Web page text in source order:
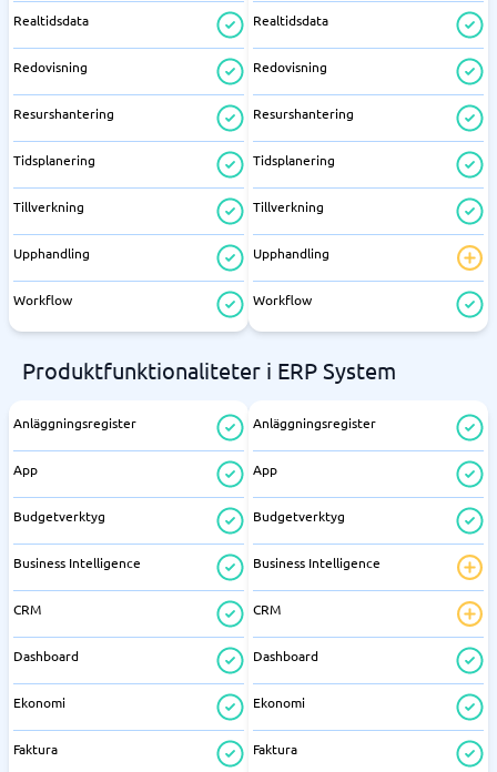
Realtidsdata
Redovisning
Resurshantering
Tidsplanering
Tillverkning
Upphandling
Workflow
Realtidsdata
Redovisning
Resurshantering
Tidsplanering
Tillverkning
Upphandling
Workflow
Produktfunktionaliteter i ERP System
Anläggningsregister
App
Budgetverktyg
Business Intelligence
CRM
Dashboard
Ekonomi
Faktura
Anläggningsregister
App
Budgetverktyg
Business Intelligence
CRM
Dashboard
Ekonomi
Faktura